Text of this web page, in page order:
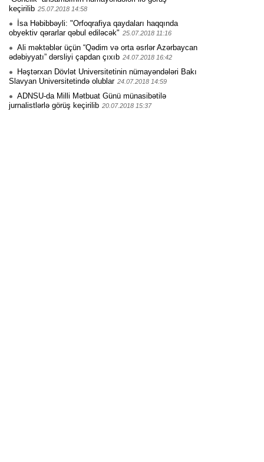
keçirilib 25.07.2018 14:58
İsa Həbibbəyli: "Orfoqrafiya qaydaları haqqında
obyektiv qərarlar qəbul ediləcək" 25.07.2018 11:16
Ali məktəblər üçün “Qədim və orta əsrlər Azərbaycan
ədəbiyyatı” dərsliyi çapdan çıxıb 24.07.2018 16:42
Həştərxan Dövlət Universitetinin nümayəndələri Bakı
Slavyan Universitetində olublar 24.07.2018 14:59
ADNSU-da Milli Mətbuat Günü münasibətilə
jurnalistlərlə görüş keçirilib 20.07.2018 15:37